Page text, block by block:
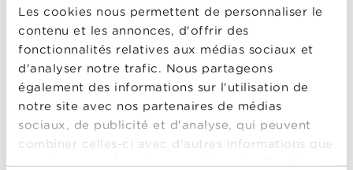
Les cookies nous permettent de personnaliser le
contenu et les annonces, d'offrir des
fonctionnalités relatives aux médias sociaux et
d'analyser notre trafic. Nous partageons
également des informations sur l'utilisation de
notre site avec nos partenaires de médias
sociaux, de publicité et d'analyse, qui peuvent
combiner celles-ci avec d'autres informations que
Elvis & Nixon
0-0
Johnny Knoxville, Kevin
Spacey ,
Shannon,Tate Donovan
House of Cards -
Saison 3
Année
sortie
2015
Réalisé Beau Willimon,plusieurs